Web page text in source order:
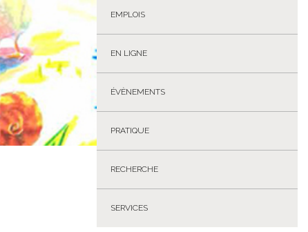
EMPLOIS
EN LIGNE
ÉVÈNEMENTS
PRATIQUE
RECHERCHE
SERVICES